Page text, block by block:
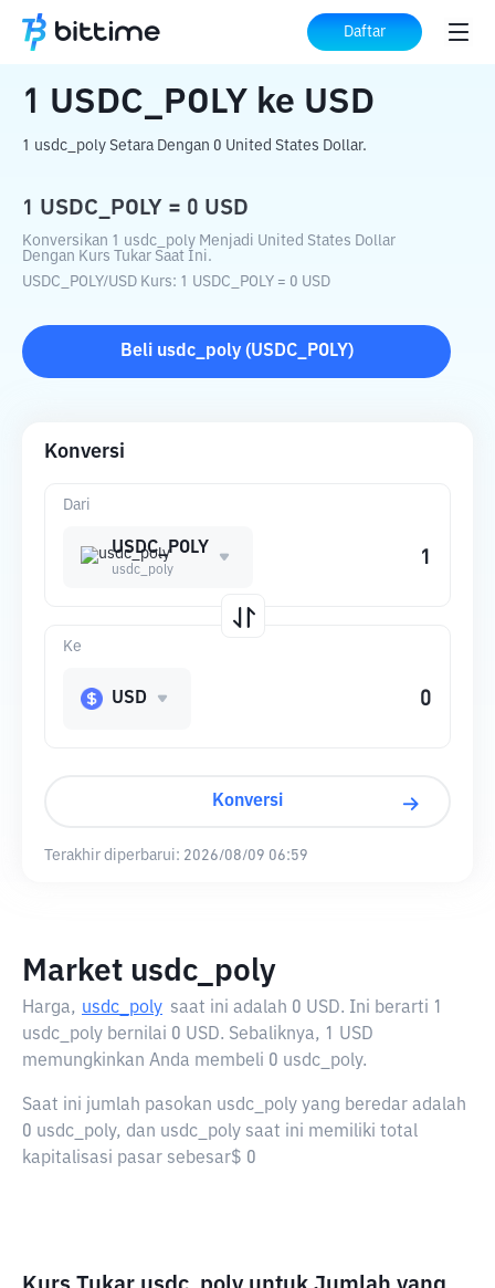
Daftar
Beranda Konverter Kripto USDC_POLY ke USD
1 USDC_POLY ke USD
1 usdc_poly Setara Dengan 0 United States Dollar.
1 USDC_POLY = 0 USD
Konversikan 1 usdc_poly Menjadi United States Dollar
Dengan Kurs Tukar Saat Ini.
USDC_POLY/USD Kurs: 1 USDC_POLY = 0 USD
Beli usdc_poly(USDC_POLY)
Konversi
Dari
USDC_POLY
usdc_poly
Ke
USD
Konversi
Terakhir diperbarui: 2026/08/09 06:59
Market usdc_poly
Harga, usdc_poly saat ini adalah 0 USD. Ini berarti 1
usdc_poly bernilai 0 USD. Sebaliknya, 1 USD
memungkinkan Anda membeli 0 usdc_poly.
Saat ini jumlah pasokan usdc_poly yang beredar adalah
0 usdc_poly, dan usdc_poly saat ini memiliki total
kapitalisasi pasar sebesar$ 0